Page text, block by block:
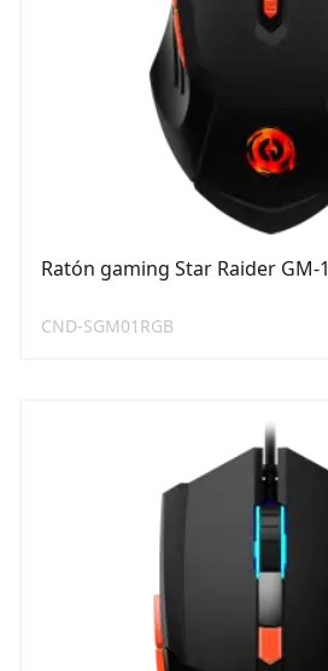
Ratón gaming Star Raider GM-1
CND-SGM01RGB